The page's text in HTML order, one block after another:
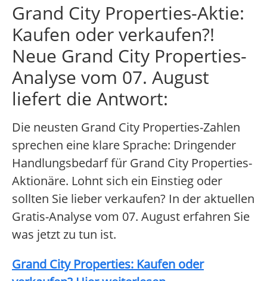
Grand City Properties-Aktie:
Kaufen oder verkaufen?!
Neue Grand City Properties-
Analyse vom 07. August
liefert die Antwort:
Die neusten Grand City Properties-Zahlen
sprechen eine klare Sprache: Dringender
Handlungsbedarf für Grand City Properties-
Aktionäre. Lohnt sich ein Einstieg oder
sollten Sie lieber verkaufen? In der aktuellen
Gratis-Analyse vom 07. August erfahren Sie
was jetzt zu tun ist.
Grand City Properties: Kaufen oder